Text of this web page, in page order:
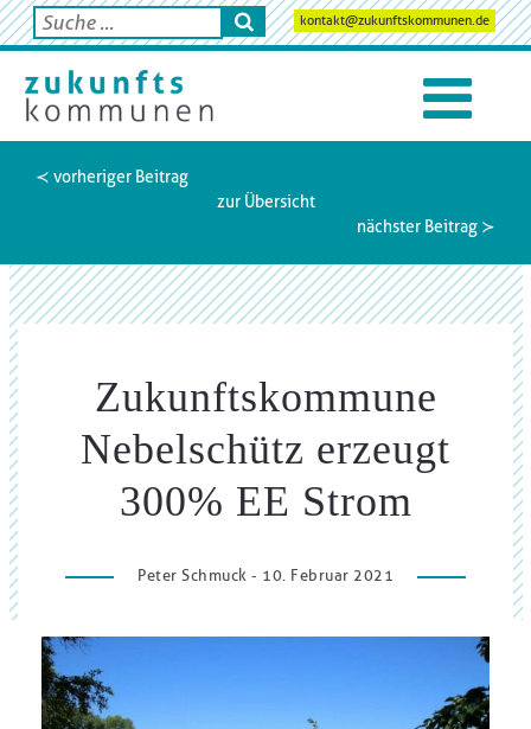
kontakt@zukunftskommunen.de
≺ vorheriger Beitrag
zur Übersicht
nächster Beitrag ≻
Zukunftskommune
Nebelschütz erzeugt
300% EE Strom
Peter Schmuck - 10. Februar 2021